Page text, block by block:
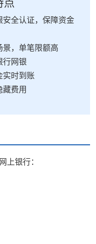
点
安全认证，保障资金
景，单笔限额高
行网银
实时到账
藏费用
上银行：